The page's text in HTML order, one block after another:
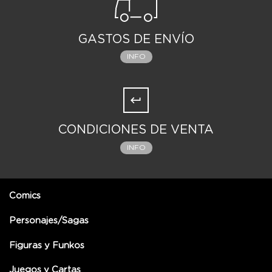
GASTOS DE ENVÍO
INFO
CONDICIONES DE VENTA
INFO
Comics
Personajes/Sagas
Figuras y Funkos
Juegos y Cartas